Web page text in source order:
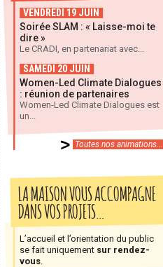
VENDREDI 19 JUIN
Soirée SLAM : « Laisse-moi te
dire »
Le CRADI, en partenariat avec...
SAMEDI 20 JUIN
Women-Led Climate Dialogues
: réunion de partenaires
Women-Led Climate Dialogues est
un...
Toutes nos animations...
LA MAISON VOUS ACCOMPAGNE
DANS VOS PROJETS…
L’accueil et l’orientation du public
se fait uniquement sur rendez-
vous